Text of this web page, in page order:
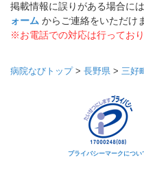
掲載情報に誤りがある場合に
ォーム からご連絡をいただけ
※お電話での対応は行ってお
病院なびトップ> 長野県 > 三好
プライバシーマークについ